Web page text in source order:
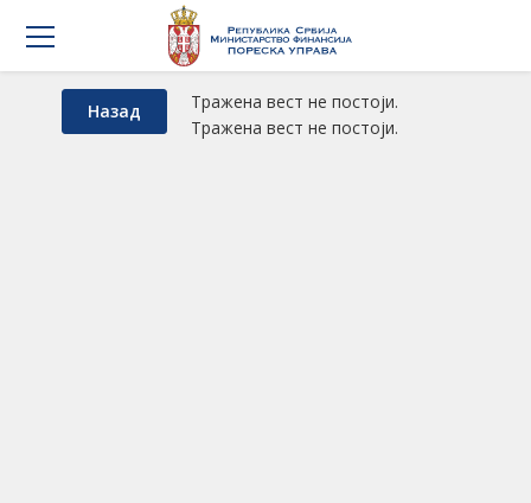
Назад
Тражена вест не постоји.
Тражена вест не постоји.